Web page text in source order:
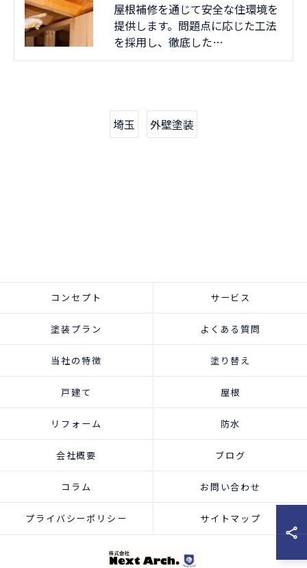
屋根補修を通じて安全な住環境を
提供します。問題点に応じた工法
を採用し、徹底した…
埼玉 外壁塗装
コンセプト サービス
塗装プラン よくある質問
当社の特徴 塗り替え
戸建て 屋根
リフォーム 防水
会社概要 ブログ
コラム お問い合わせ
プライバシーポリシー サイトマップ